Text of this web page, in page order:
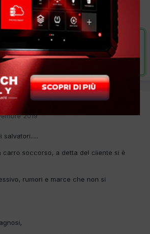
Meccatronica
VAI ALLA SOLUZIONE
2019
salvatori.....
carro soccorso, a detta del cliente si è
rumori e marce che non si